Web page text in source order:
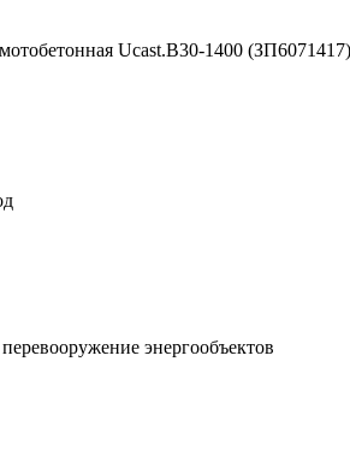
Ucast.B30-1400 (ЗП6071417)
энергообъектов